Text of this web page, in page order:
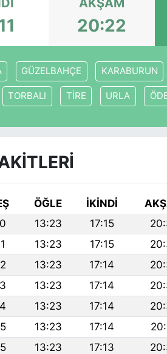
AKŞAM
20:22
GÜZELBAHÇE KARABURUN
TORBALI TİRE URLA
ÖĞLE İKINDI
13:23 17:15
13:23 17:15
13:23 17:14
13:23 17:14
13:23 17:14
13:23 17:14
13:23 17:13